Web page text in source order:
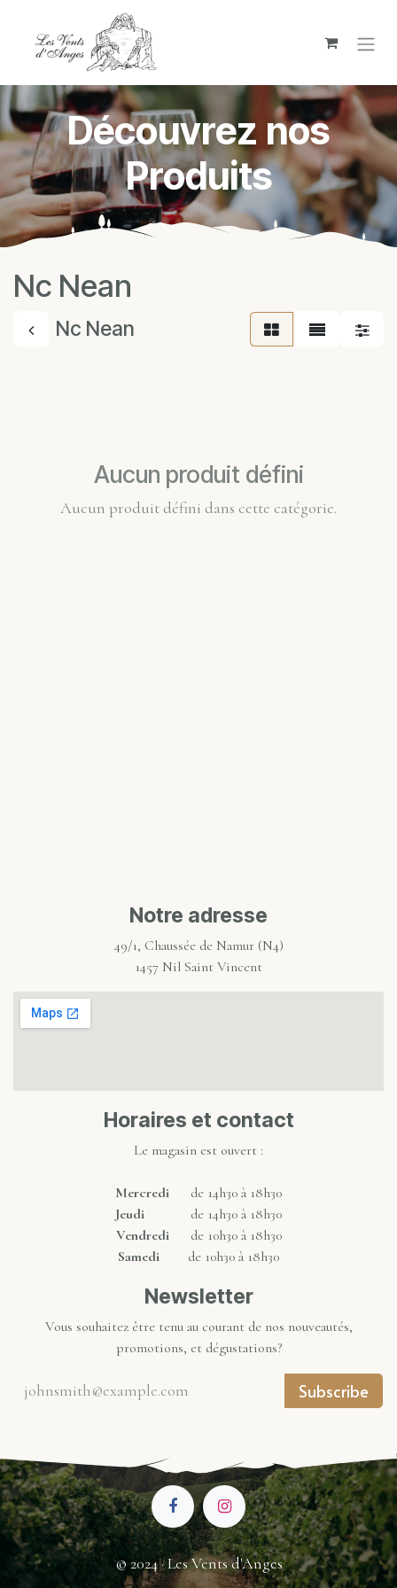
Se rendre au contenu
Découvrez nos
Produits
Nc Nean
Nc Nean
Aucun produit défini
Aucun produit défini dans cette catégorie.
Notre adresse
49/1, Chaussée de Namur (N4)
1457 Nil Saint Vincent
Horaires et contact
Le magasin est ouvert :
Mercredi de 14h30 à 18h30
Jeudi de 14h30 à 18h30
Vendredide 10h30 à 18h30
Samedi de 10h30 à 18h30
Newsletter
Vous souhaitez être tenu au courant de nos nouveautés,
promotions, et dégustations?
Subscribe
© 2024 · Les Vents d'Anges